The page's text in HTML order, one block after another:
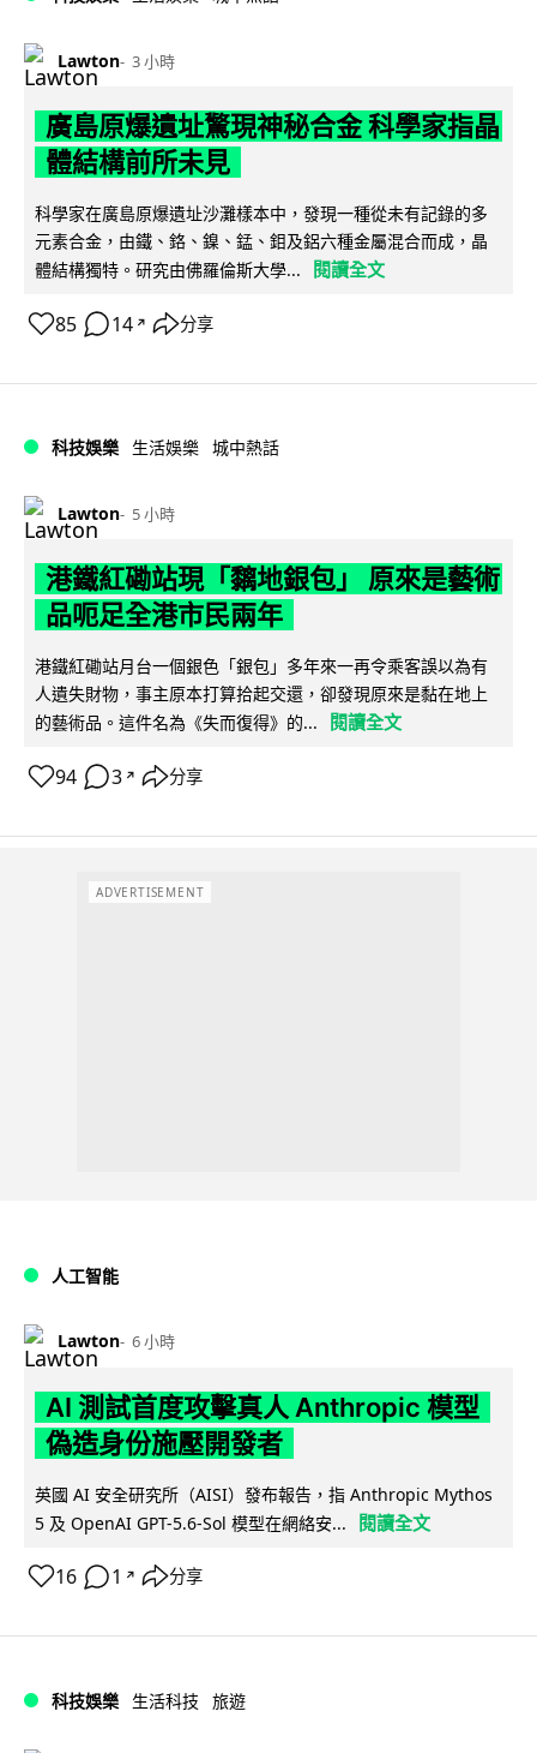
Lawton 3 小時
廣島原爆遺址驚現神秘合金 科學家指晶
體結構前所未見
科學家在廣島原爆遺址沙灘樣本中，發現一種從未有記錄的多
元素合金，由鐵、鉻、鎳、錳、鉬及鋁六種金屬混合而成，晶
體結構獨特。研究由佛羅倫斯大學...
閱讀全文
85 14 ↗ 分享
科技娛樂 生活娛樂 城中熱話
Lawton 5 小時
港鐵紅磡站現「黐地銀包」 原來是藝術
品呃足全港市民兩年
港鐵紅磡站月台一個銀色「銀包」多年來一再令乘客誤以為有
人遺失財物，事主原本打算拾起交還，卻發現原來是黏在地上
的藝術品。這件名為《失而復得》的...
閱讀全文
94 3 ↗ 分享
ADVERTISEMENT
人工智能
Lawton 6 小時
AI 測試首度攻擊真人 Anthropic 模型
偽造身份施壓開發者
英國 AI 安全研究所（AISI）發布報告，指 Anthropic Mythos
5 及 OpenAI GPT-5.6-Sol 模型在網絡安...
閱讀全文
16 1 ↗ 分享
科技娛樂 生活科技 旅遊